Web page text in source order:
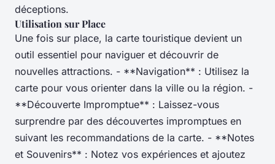
déceptions.
Utilisation sur Place
Une fois sur place, la carte touristique devient un
outil essentiel pour naviguer et découvrir de
nouvelles attractions. - **Navigation** : Utilisez la
carte pour vous orienter dans la ville ou la région. -
**Découverte Impromptue** : Laissez-vous
surprendre par des découvertes impromptues en
suivant les recommandations de la carte. - **Notes
et Souvenirs** : Notez vos expériences et ajoutez